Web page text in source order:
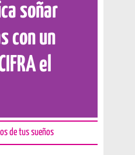
soñar
con un
el
de tus sueños